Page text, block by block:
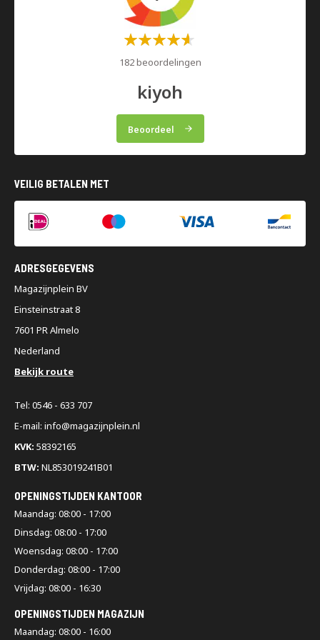
Waardering:
182 beoordelingen
kiyoh
Beoordeel
VEILIG BETALEN MET
ADRESGEGEVENS
Magazijnplein BV
Einsteinstraat 8
7601 PR Almelo
Nederland
Bekijk route
Tel: 0546 - 633 707
E-mail: info@magazijnplein.nl
KVK: 58392165
BTW: NL853019241B01
OPENINGSTIJDEN KANTOOR
Maandag: 08:00 - 17:00
Dinsdag: 08:00 - 17:00
Woensdag: 08:00 - 17:00
Donderdag: 08:00 - 17:00
Vrijdag: 08:00 - 16:30
OPENINGSTIJDEN MAGAZIJN
Maandag: 08:00 - 16:00